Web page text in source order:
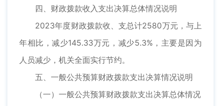
四、财政拨款收入支出决算总体情况说明
2023年度财政拨款收、支总计2580万元，与上
年相比，减少145.33万元，减少5.3%，主要是因为
人员减少，机关全面实行节约。
五、一般公共预算财政拨款支出决算情况说明
（一）一般公共预算财政拨款支出决算总体情况